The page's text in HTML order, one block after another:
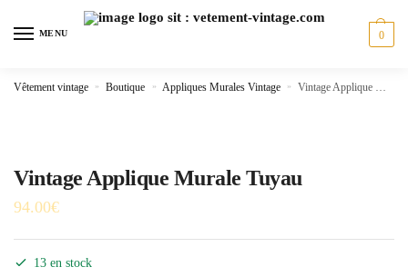
MENU 0
Vêtement vintage » Boutique » Appliques Murales Vintage » Vintage Applique Murale Tuyau
Vintage Applique Murale Tuyau
94.00€
13 en stock